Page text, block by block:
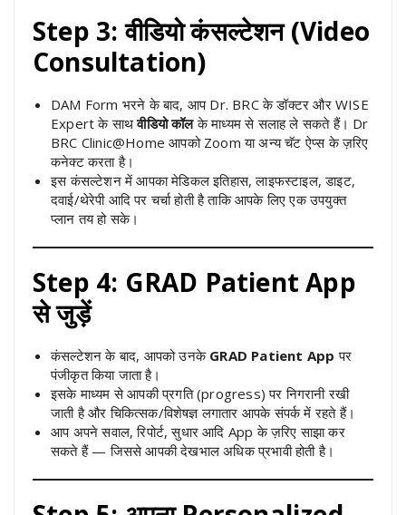
Step 3: वीडियो कंसल्टेशन (Video
Consultation)
DAM Form भरने के बाद, आप Dr. BRC के डॉक्टर और WISE
Expert के साथवीडियो कॉलके माध्यम से सलाह ले सकते हैं। Dr
BRC Clinic@Home आपको Zoom या अन्य चॅट ऐप्स के ज़रिए
कनेक्ट करता है।
इस कंसल्टेशन में आपका मेडिकल इतिहास, लाइफस्टाइल, डाइट,
दवाई/थेरेपी आदि पर चर्चा होती है ताकि आपके लिए एक उपयुक्त
प्लान तय हो सके।
Step 4: GRAD Patient App
से जुड़ें
कंसल्टेशन के बाद, आपको उनके GRAD Patient App पर
पंजीकृत किया जाता है।
इसके माध्यम से आपकी प्रगति (progress) पर निगरानी रखी
जाती है और चिकित्सक/विशेषज्ञ लगातार आपके संपर्क में रहते हैं।
आप अपने सवाल, रिपोर्ट, सुधार आदि App के ज़रिए साझा कर
सकते हैं — जिससे आपकी देखभाल अधिक प्रभावी होती है।